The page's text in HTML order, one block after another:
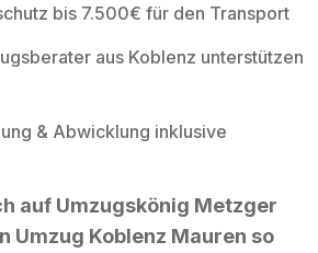
bis 7.500€ für den Transport
aus Koblenz unterstützen
& Abwicklung inklusive
auf Umzugskönig Metzger
Umzug Koblenz Mauren so